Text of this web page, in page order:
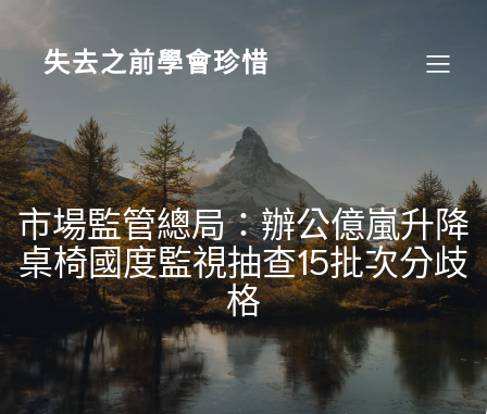
content
失去之前學會珍惜
市場監管總局：辦公億嵐升降
桌椅國度監視抽查15批次分歧
格